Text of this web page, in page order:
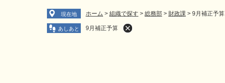
現在地 ホーム > 組織で探す > 総務部 > 財政課 > 9月補正予算
9月補正予算